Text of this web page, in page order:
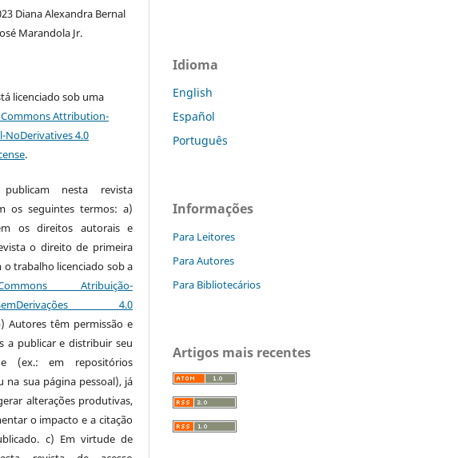
Diana Alexandra Bernal
Marandola Jr.
licenciado sob uma
Attribution-
NoDerivatives 4.0
.
nesta revista
os seguintes termos: a)
os direitos autorais e
o direito de primeira
o trabalho licenciado sob a
Atribuição-
SemDerivações 4.0
Autores têm permissão e
a publicar e distribuir seu
(ex.: em repositórios
na sua página pessoal), já
alterações produtivas,
o impacto e a citação
c) Em virtude de
Idioma
English
Español
Português
Informações
Para Leitores
Para Autores
Para Bibliotecários
Artigos mais recentes